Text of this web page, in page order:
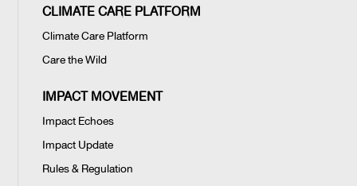
CLIMATE CARE PLATFORM
Climate Care Platform
Care the Wild
IMPACT MOVEMENT
Impact Echoes
Impact Update
Rules & Regulation